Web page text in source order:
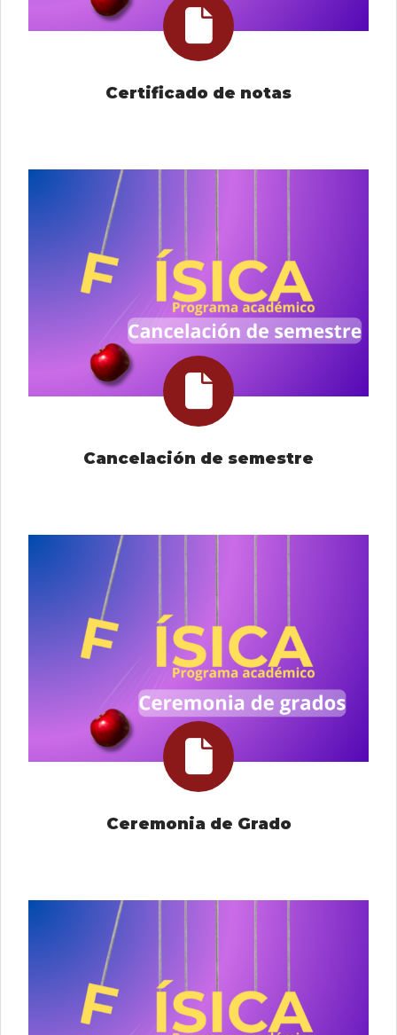
Certificado de notas
Cancelación de semestre
Ceremonia de Grado